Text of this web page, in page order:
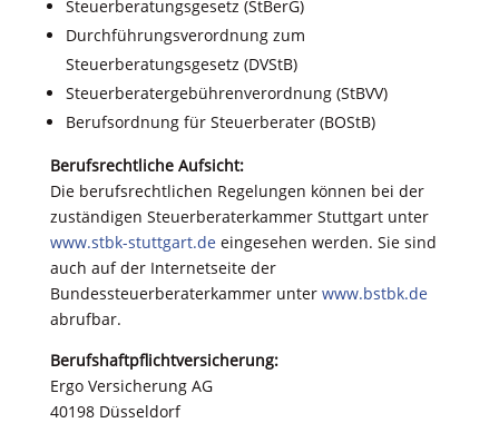
Steuerberatungsgesetz (StBerG)
Durchführungsverordnung zum
Steuerberatungsgesetz (DVStB)
Steuerberatergebührenverordnung (StBVV)
Berufsordnung für Steuerberater (BOStB)
Berufsrechtliche Aufsicht:
Die berufsrechtlichen Regelungen können bei der
zuständigen Steuerberaterkammer Stuttgart unter
www.stbk-stuttgart.de eingesehen werden. Sie sind
auch auf der Inter­netseite der
Bundessteuerberaterkammer unter www.bstbk.de
abrufbar.
Berufshaftpflichtversicherung:
Ergo Versicherung AG
40198 Düsseldorf